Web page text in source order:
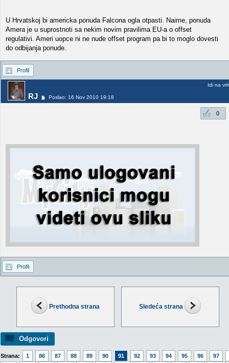
Prethodna strana Sledeća strana
Odgovori
Strana: 1 86 87 88 89 90 91 92 93 94 95 96
97
U Hrvatskoj bi americka ponuda Falcona ogla otpasti. Naime, ponuda
Amera je u suprostnoti sa nekim novim pravilima EU-a o offset
regulativi. Ameri uopce ni ne nude offset program pa bi to moglo dovesti
do odbijanja ponude.
Profil
RJ Poslao: 16 Nov 2010 19:18
Idi na vrh
0
Profil